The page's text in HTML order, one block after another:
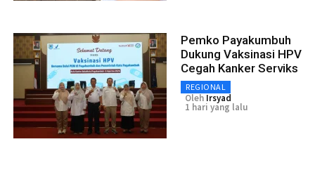
Pemko Payakumbuh
Dukung Vaksinasi HPV
Cegah Kanker Serviks
REGIONAL
Oleh Irsyad
1 hari yang lalu